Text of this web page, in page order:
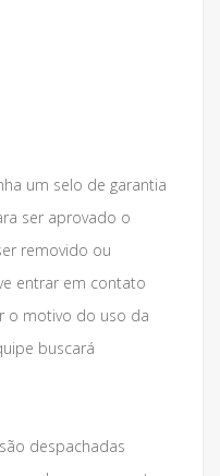
um selo de garantia
ser aprovado o
removido ou
entrar em contato
o motivo do uso da
buscará
despachadas